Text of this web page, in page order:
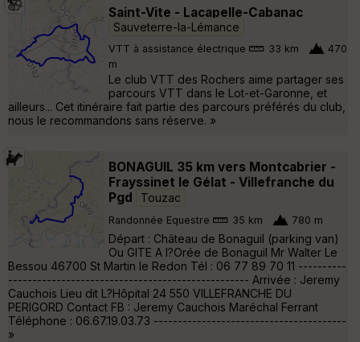
Saint-Vite - Lacapelle-Cabanac
Sauveterre-la-Lémance
VTT à assistance électrique 33 km
470
m
Le club VTT des Rochers aime partager ses
parcours VTT dans le Lot-et-Garonne, et
ailleurs... Cet itinéraire fait partie des parcours préférés du club,
nous le recommandons sans réserve. »
BONAGUIL 35 km vers Montcabrier -
Frayssinet le Gélat - Villefranche du
Pgd
Touzac
Randonnée Equestre 35 km 780 m
Départ : Château de Bonaguil (parking van)
Ou GITE A l?Orée de Bonaguil Mr Walter Le
Bessou 46700 St Martin le Redon Tél : 06 77 89 70 11 ----------
-------------------------------------------------- Arrivée : Jeremy
Cauchois Lieu dit L?Hôpital 24 550 VILLEFRANCHE DU
PERIGORD Contact FB : Jeremy Cauchois Maréchal Ferrant
Téléphone : 06.67.19.03.73 ----------------------------------------
»